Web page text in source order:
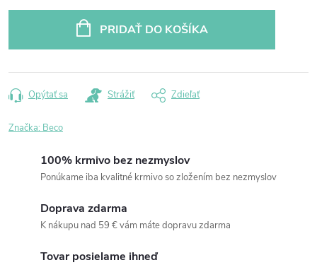
PRIDAŤ DO KOŠÍKA
Opýtať sa Strážiť Zdieľať
Značka: Beco
100% krmivo bez nezmyslov
Ponúkame iba kvalitné krmivo so zložením bez nezmyslov
Doprava zdarma
K nákupu nad 59 € vám máte dopravu zdarma
Tovar posielame ihneď